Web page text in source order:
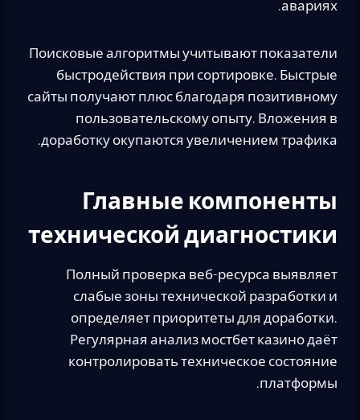
авариях.
Поисковые алгоритмы учитывают показатели
быстродействия при сортировке. Быстрые
сайты получают плюс благодаря позитивному
пользовательскому опыту. Вложения в
доработку окупаются увеличением трафика.
Главные компоненты
технической диагностики
Полный проверка веб-ресурса выявляет
слабые зоны технической разработки и
определяет приоритеты для доработки.
Регулярная анализ мостбет казино даёт
контролировать техническое состояние
платформы.